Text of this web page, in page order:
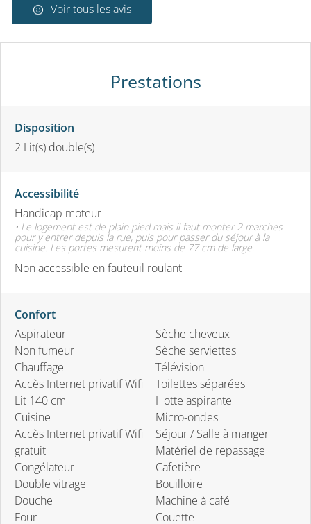
Voir tous les avis
Prestations
Disposition
2 Lit(s) double(s)
Accessibilité
Handicap moteur
• Le logement est de plain pied mais il faut monter 2 marches
pour y entrer depuis la rue, puis pour passer du séjour à la
cuisine. Les portes mesurent moins de 77 cm de large.
Non accessible en fauteuil roulant
Confort
Aspirateur
Non fumeur
Chauffage
Accès Internet privatif Wifi
Lit 140 cm
Cuisine
Accès Internet privatif Wifi
gratuit
Congélateur
Double vitrage
Douche
Four
Sèche cheveux
Sèche serviettes
Télévision
Toilettes séparées
Hotte aspirante
Micro-ondes
Séjour / Salle à manger
Matériel de repassage
Cafetière
Bouilloire
Machine à café
Couette